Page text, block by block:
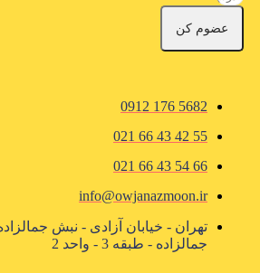
عضوم کن
5682 176 0912
55 42 43 66 021
66 54 43 66 021
info@owjanazmoon.ir
تهران - خیابان آزادی - نبش
جمالزاده - طبقه 3 - واحد 2